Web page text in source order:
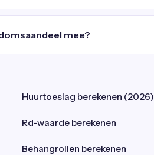
mee?
Huurtoeslag berekenen (2026)
Rd-waarde berekenen
Behangrollen berekenen